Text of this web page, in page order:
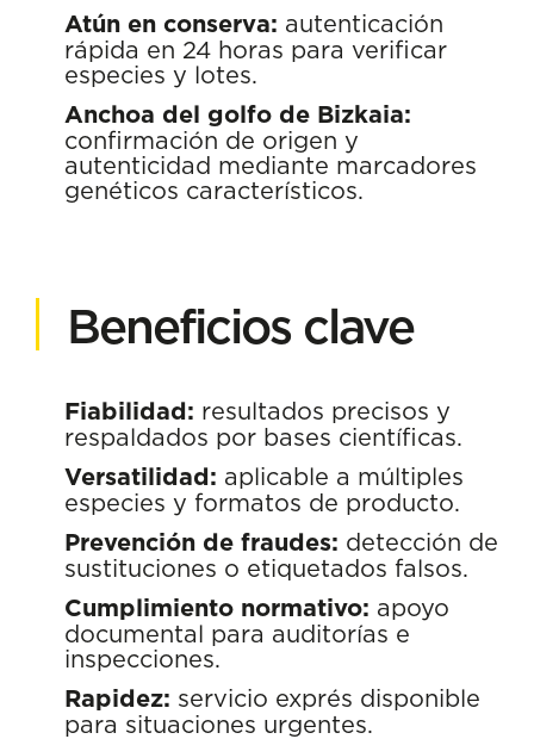
Atún en conserva: autenticación
rápida en 24 horas para verificar
especies y lotes.
Anchoa del golfo de Bizkaia:
confirmación de origen y
autenticidad mediante marcadores
genéticos característicos.
Beneficios clave
Fiabilidad: resultados precisos y
respaldados por bases científicas.
Versatilidad: aplicable a múltiples
especies y formatos de producto.
Prevención de fraudes: detección de
sustituciones o etiquetados falsos.
Cumplimiento normativo: apoyo
documental para auditorías e
inspecciones.
Rapidez: servicio exprés disponible
para situaciones urgentes.